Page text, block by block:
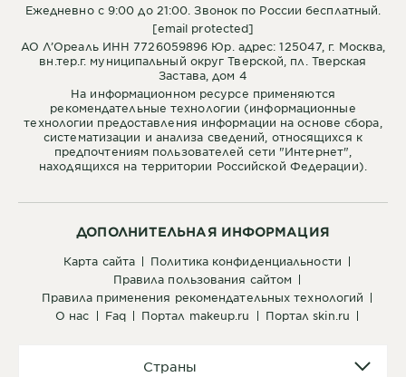
ДОПОЛНИТЕЛЬНАЯ ИНФОРМАЦИЯ
карта сайта
политика конфиденциальности
правила пользования сайтом
правила применения рекомендательных технологий
о нас
faq портал makeup.ru портал skin.ru
Страны
Ежедневно с 9:00 до 21:00. Звонок по России бесплатный.
[email protected]
АО Л’Ореаль ИНН 7726059896 Юр. адрес: 125047, г. Москва,
вн.тер.г. муниципальный округ Тверской, пл. Тверская
Застава, дом 4
На информационном ресурсе применяются
рекомендательные технологии (информационные
технологии предоставления информации на основе сбора,
систематизации и анализа сведений, относящихся к
предпочтениям пользователей сети "Интернет",
находящихся на территории Российской Федерации).